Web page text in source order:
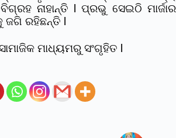
ନାହାନ୍ତି l ପ୍ରଭୁ ସେଇଠି ମାର୍ଜାର
ଜଗି ରହିଛନ୍ତି l
ମାଧ୍ୟମରୁ ସଂଗୃହିତ l